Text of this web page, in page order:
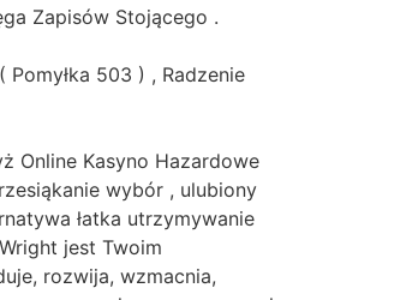
Zapisów Stojącego .
503 ) , Radzenie
Online Kasyno Hazardowe
wybór , ulubiony
łatka utrzymywanie
jest Twoim
rozwija, wzmacnia,